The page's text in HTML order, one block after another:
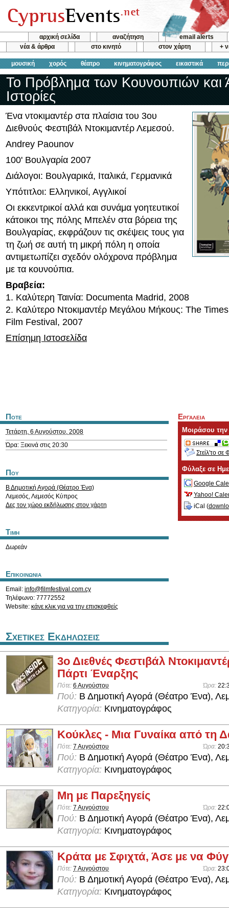
αρχική σελίδα αναζήτηση
email alerts
νέα & άρθρα
στο κινητό στον χάρτη +
μουσική χορός θέατρο κινηματογράφος εικαστικά
Το Πρόβλημα των Κουνουπιών και
Ιστορίες
Ένα ντοκιμαντέρ στα πλαίσια του 3ου
Διεθνούς Φεστιβάλ Ντοκιμαντέρ Λεμεσού.
Andrey Paounov
100' Βουλγαρία 2007
Διάλογοι: Βουλγαρικά, Ιταλικά, Γερμανικά
Υπότιτλοι: Ελληνικοί, Αγγλικοί
Οι εκκεντρικοί αλλά και συνάμα γοητευτικοί
κάτοικοι της πόλης Μπελέν στα βόρεια της
Βουλγαρίας, εκφράζουν τις σκέψεις τους για
τη ζωή σε αυτή τη μικρή πόλη η οποία
αντιμετωπίζει σχεδόν ολόχρονα πρόβλημα
με τα κουνούπια.
Βραβεία:
1. Καλύτερη Ταινία: Documenta Madrid, 2008
2. Καλύτερο Ντοκιμαντέρ Μεγάλου Μήκους: The
Film Festival, 2007
Επίσημη Ιστοσελίδα
Ποτε
Τετάρτη, 6 Αυγούστου, 2008
Ώρα: Ξεκινά στις 20:30
Που
Β Δημοτική Αγορά (Θέατρο Ένα)
Λεμεσός,Λεμεσός Κύπρος
Δες τον χώρο εκδήλωσης στον χάρτη
Τιμη
Δωρεάν
Επικοινωνια
Email: info@filmfestival.com.cy
Τηλέφωνο: 77772552
Website: κάνε κλικ για να την επισκεφθείς
Εργαλεια
Μοιράσου
Στείλ'το σε
Φύλαξε σε
Google
Yahoo!
iCal (
Σχετικες Εκδηλωσεις
3ο Διεθνές Φεστιβάλ
Πάρτι Έναρξης
Πότε: 6 Αυγούστου Ώρα:
Πού: Β Δημοτική Αγορά (Θέατρο Ένα),
Κατηγορία: Κινηματογράφος
Κούκλες - Μια Γυναίκα από τη
Πότε: 7 Αυγούστου Ώρα:
Πού: Β Δημοτική Αγορά (Θέατρο Ένα),
Κατηγορία: Κινηματογράφος
Μη με Παρεξηγείς
Πότε: 7 Αυγούστου Ώρα:
Πού: Β Δημοτική Αγορά (Θέατρο Ένα),
Κατηγορία: Κινηματογράφος
Κράτα με Σφιχτά, Άσε με να
Πότε: 7 Αυγούστου Ώρα:
Πού: Β Δημοτική Αγορά (Θέατρο Ένα),
Κατηγορία: Κινηματογράφος